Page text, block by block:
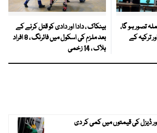
تصور ہو گا،
ترکیہ کے
بینکاک ، دادا اور دادی کو قتل کرنے کے
بعد ملزم کی اسکول میں فائرنگ ، 8 افراد
ہلاک ، 14 زخمی
ڈیزل کی قیمتوں میں کمی کر دی